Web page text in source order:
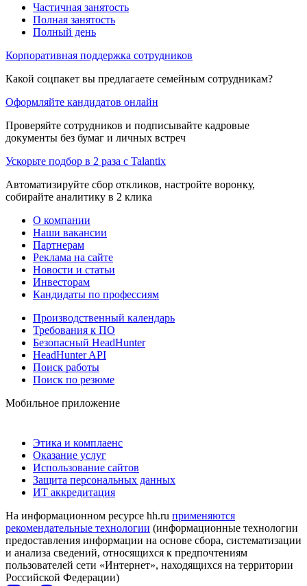
Частичная занятость
Полная занятость
Полный день
Корпоративная поддержка сотрудников
Какой соцпакет вы предлагаете семейным сотрудникам?
Оформляйте кандидатов онлайн
Проверяйте сотрудников и подписывайте кадровые
документы без бумаг и личных встреч
Ускорьте подбор в 2 раза с Talantix
Автоматизируйте сбор откликов, настройте воронку,
собирайте аналитику в 2 клика
О компании
Наши вакансии
Партнерам
Реклама на сайте
Новости и статьи
Инвесторам
Кандидаты по профессиям
Производственный календарь
Требования к ПО
Безопасный HeadHunter
HeadHunter API
Поиск работы
Поиск по резюме
Мобильное приложение
Этика и комплаенс
Оказание услуг
Использование сайтов
Защита персональных данных
ИТ аккредитация
На информационном ресурсе hh.ru применяются
рекомендательные технологии (информационные технологии
предоставления информации на основе сбора, систематизации
и анализа сведений, относящихся к предпочтениям
пользователей сети «Интернет», находящихся на территории
Российской Федерации)